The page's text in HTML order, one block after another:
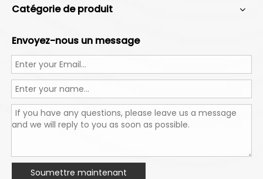
Catégorie de produit
Envoyez-nous un message
Soumettre maintenant